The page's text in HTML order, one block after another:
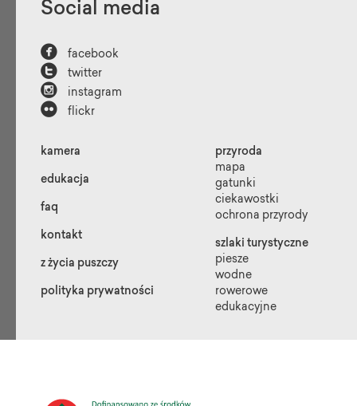
Social media
 facebook
 twitter
 instagram
 flickr
kamera
edukacja
faq
kontakt
z życia puszczy
polityka prywatności
przyroda
mapa
gatunki
ciekawostki
ochrona przyrody
szlaki turystyczne
piesze
wodne
rowerowe
edukacyjne